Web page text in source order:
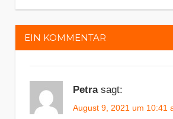
EIN KOMMENTAR
Petra sagt:
August 9, 2021 um 10:41